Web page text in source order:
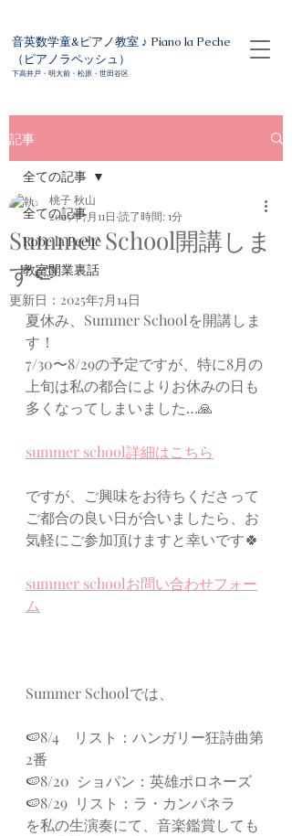
音英数学童&ピアノ教室 ♪ Piano la Peche
（ピアノラペッシュ）
下高井戸・明大前・松原・世田谷区
記事
全ての記事
Robe la Peche
教室開業裏話
全ての記事
Summer School開講しま
す🍉
桃子 秋山
2025年7月11日 読了時間: 1分
更新日： 2025年7月14日
夏休み、Summer Schoolを開講しま
す！
7/30〜8/29の予定ですが、特に8月の
上旬は私の都合によりお休みの日も
多くなってしまいました…🙏
summer school詳細はこちら
ですが、ご興味をお待ちくださって
ご都合の良い日が合いましたら、お
気軽にご参加頂けますと幸いです🍀
summer schoolお問い合わせフォー
ム
Summer Schoolでは、
🍉8/4    リスト：ハンガリー狂詩曲第
2番
🍉8/20  ショパン：英雄ポロネーズ
🍉8/29  リスト：ラ・カンパネラ
を私の生演奏にて、音楽鑑賞しても